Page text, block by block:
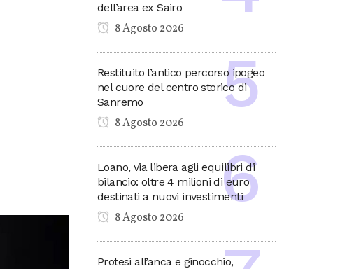
dell’area ex Sairo
8 Agosto 2026
Restituito l’antico percorso ipogeo
nel cuore del centro storico di
Sanremo
8 Agosto 2026
Loano, via libera agli equilibri di
bilancio: oltre 4 milioni di euro
destinati a nuovi investimenti
8 Agosto 2026
Protesi all’anca e ginocchio,